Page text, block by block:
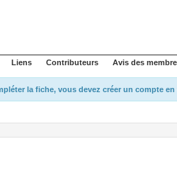
Liens Contributeurs Avis des
la fiche, vous devez créer un compte